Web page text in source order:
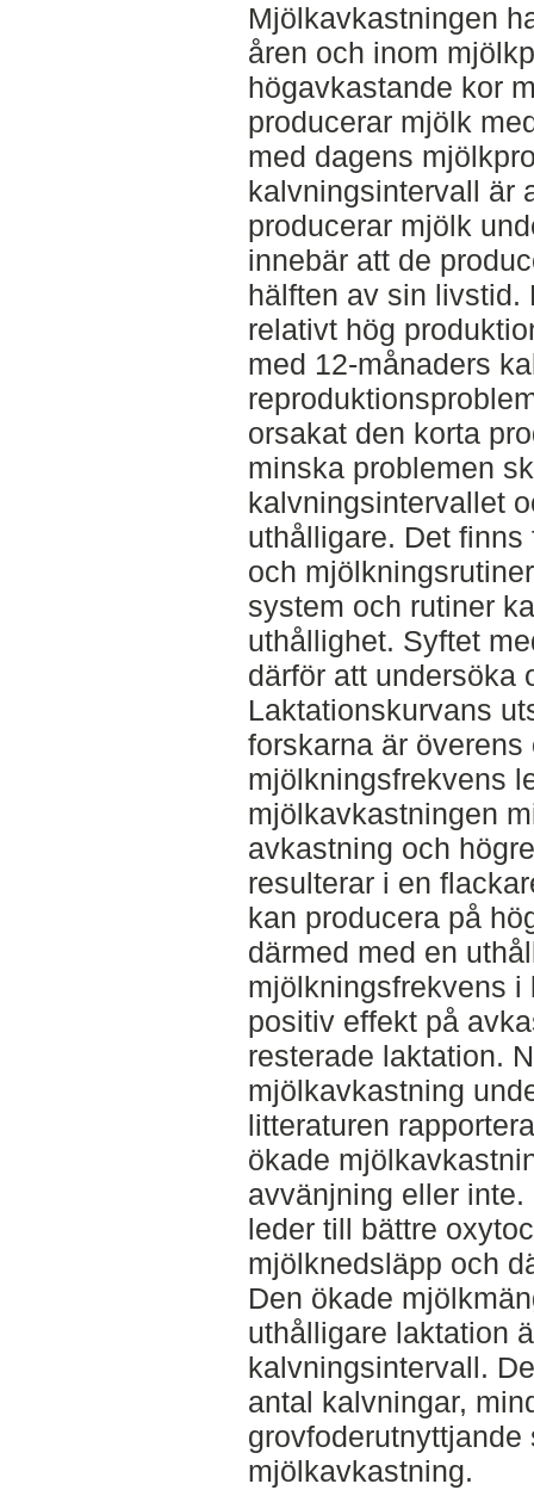
Mjölkavkastningen
åren och inom
högavkastande kor
producerar mjölk
med dagens
kalvningsintervall är
producerar mjölk
innebär att de
hälften av sin livstid.
relativt hög
med 12-månaders
orsakat den korta
minska problemen
kalvningsintervallet
uthålligare. Det
och
system och rutiner
uthållighet. Syftet
därför att undersöka
Laktationskurvans
forskarna är
mjölkningsfrekvens
mjölkavkastningen
avkastning och
resulterar i en
kan producera på
därmed med en
mjölkningsfrekvens i
positiv effekt på
resterade laktation.
mjölkavkastning
litteraturen
ökade
avvänjning eller
leder till bättre
mjölknedsläpp och
Den ökade
uthålligare laktation
kalvningsintervall.
antal kalvningar,
grovfoderutnyttjande
mjölkavkastning.